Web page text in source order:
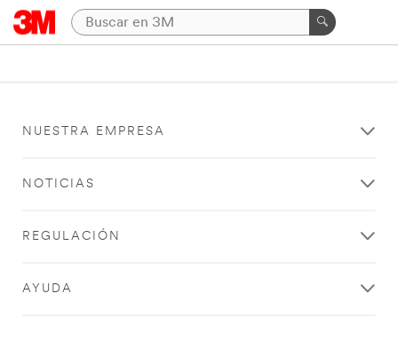
NUESTRA EMPRESA
NOTICIAS
REGULACIÓN
AYUDA